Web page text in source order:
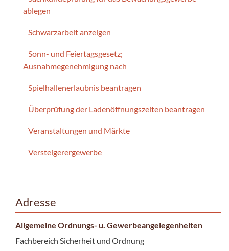
ablegen
Schwarzarbeit anzeigen
Sonn- und Feiertagsgesetz;
Ausnahmegenehmigung nach
Spielhallenerlaubnis beantragen
Überprüfung der Ladenöffnungszeiten beantragen
Veranstaltungen und Märkte
Versteigerergewerbe
Adresse
Allgemeine Ordnungs- u. Gewerbeangelegenheiten
Fachbereich Sicherheit und Ordnung